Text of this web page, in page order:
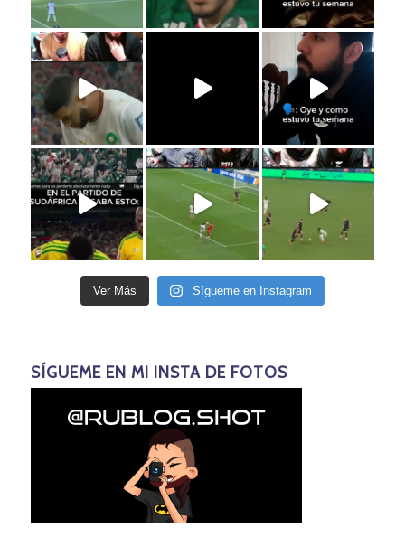
Ver Más Sígueme en Instagram
SÍGUEME EN MI INSTA DE FOTOS